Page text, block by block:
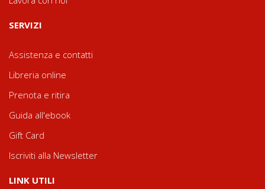
SERVIZI
Assistenza e contatti
Libreria online
Prenota e ritira
Guida all'ebook
Gift Card
Iscriviti alla Newsletter
LINK UTILI